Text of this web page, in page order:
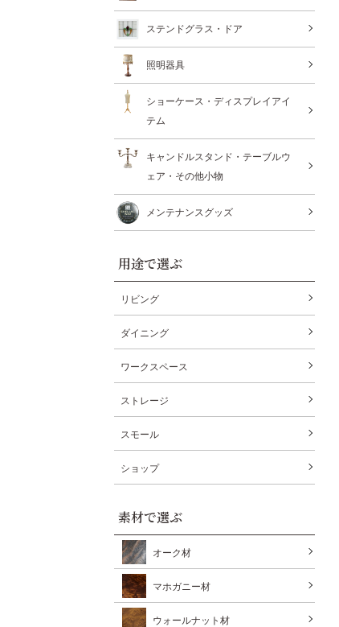
ステンドグラス・ドア
照明器具
ショーケース・ディスプレイアイ
テム
キャンドルスタンド・テーブルウ
ェア・その他小物
メンテナンスグッズ
用途で選ぶ
リビング
ダイニング
ワークスペース
ストレージ
スモール
ショップ
素材で選ぶ
オーク材
マホガニー材
ウォールナット材